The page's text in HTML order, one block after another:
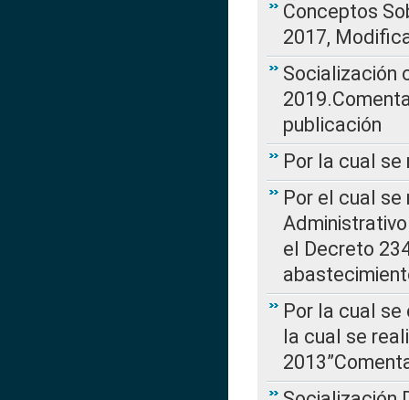
Conceptos
2017,
Socialización
publicación
Por la cual se
Por el cual
el Decreto
Por la cual se
la cual se